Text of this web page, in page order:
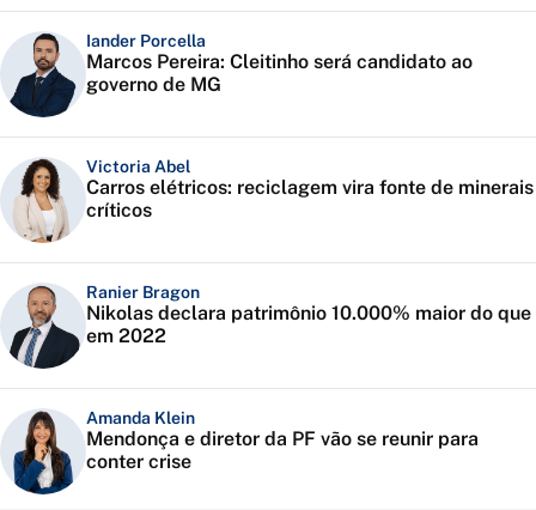
Iander Porcella
Marcos Pereira: Cleitinho será candidato ao
governo de MG
Victoria Abel
Carros elétricos: reciclagem vira fonte de minerais
críticos
Ranier Bragon
Nikolas declara patrimônio 10.000% maior do que
em 2022
Amanda Klein
Mendonça e diretor da PF vão se reunir para
conter crise